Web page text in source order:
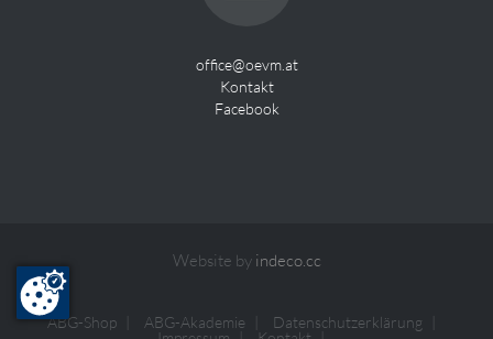
office@oevm.at
Kontakt
Facebook
Website by indeco.cc
ABG-Shop ABG-Akademie
Datenschutzerklärung